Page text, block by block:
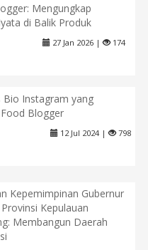
Mengungkap
di Balik Produk
27 Jan 2026 | 174
Bio Instagram yang
Blogger
12 Jul 2024 | 798
Kepemimpinan Gubernur
Kepulauan
Membangun Daerah